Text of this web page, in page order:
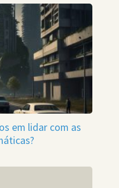
em lidar com as